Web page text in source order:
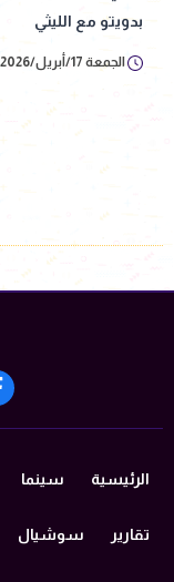
بدويتو مع الليثي
الجمعة 17/أبريل/2026 - 10:45 م
الرئيسية سينما
تقارير سوشيال